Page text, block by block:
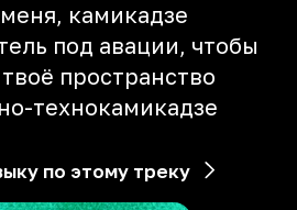
камикадзе
под авации, чтобы
пространство
технокамикадзе
по этому треку